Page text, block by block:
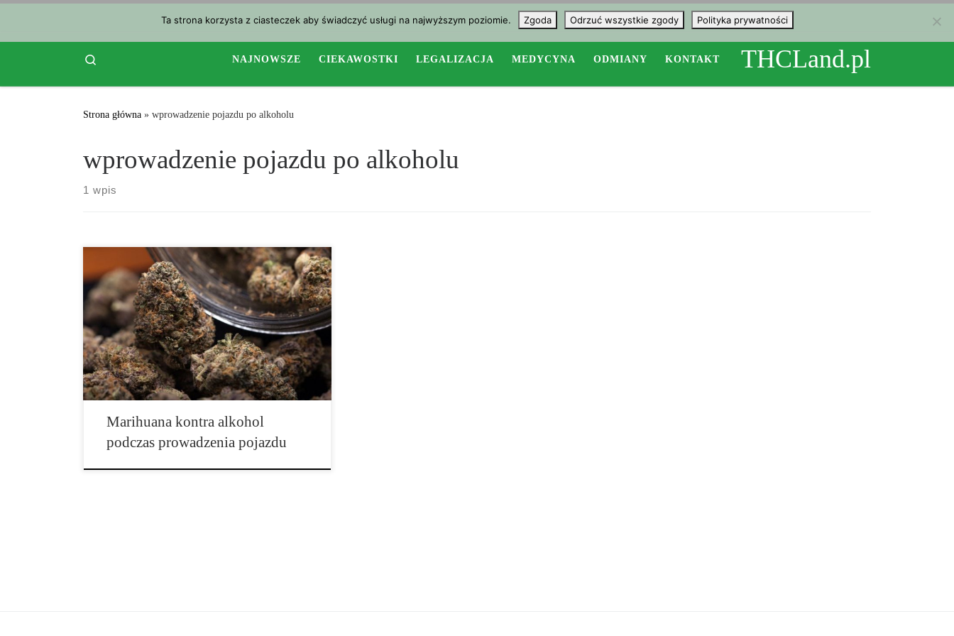
THCLand.pl
NAJNOWSZE CIEKAWOSTKI LEGALIZACJA MEDYCYNA ODMIANY KONTAKT
Strona główna » wprowadzenie pojazdu po alkoholu
wprowadzenie pojazdu po alkoholu
1 wpis
1. W celu zbadania wpływu marihuany oraz alkoholu,
podczas przyjmowania w połączeniu z wydajnością
oraz nastrojem człowieka, zaprojektowano specjalne
badanie. 2. Dla każdej substancji zastosowano cztery
warunki dawkowania (placebo oraz trzy dawki
aktywne). Przetestowano wszystkie możliwe
kombinacje tych warunków (tj. […]
Marihuana kontra alkohol
podczas prowadzenia pojazdu
Ta strona korzysta z ciasteczek aby świadczyć usługi na najwyższym poziomie. Zgoda Odrzuć wszystkie zgody Polityka prywatności